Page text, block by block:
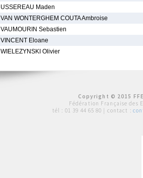
USSEREAU Maden
VAN WONTERGHEM COUTA Ambroise
VAUMOURIN Sebastien
VINCENT Eloane
WIELEZYNSKI Olivier
Copyright © 2015
Fédération Française des
tél : 01 39 44 65 80 | contact :